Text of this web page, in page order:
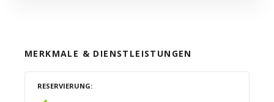
MERKMALE & DIENSTLEISTUNGEN
RESERVIERUNG